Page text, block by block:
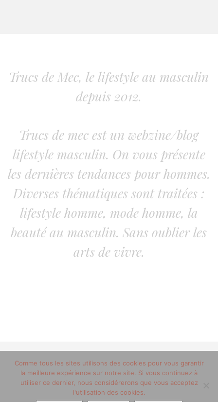
Trucs de Mec, le lifestyle au masculin
depuis 2012.
Trucs de mec est un webzine/blog
lifestyle masculin. On vous présente
les dernières tendances pour hommes.
Diverses thématiques sont traitées :
lifestyle homme, mode homme, la
beauté au masculin. Sans oublier les
arts de vivre.
© 2012-2020 copyright trucsdemec.fr - blog lifestyle
masculin/Tous droits réservés
Mentions Légales
Comme tous les sites utilisons des cookies pour vous garantir
la meilleure expérience sur notre site. Si vous continuez à
utiliser ce dernier, nous considérerons que vous acceptez
l'utilisation des cookies.